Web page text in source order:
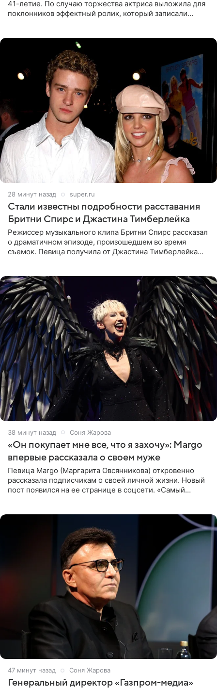
41-летие. По случаю торжества актриса выложила для
поклонников эффектный ролик, который записали
28 минут назад super.ru
Стали известны подробности расставания
Бритни Спирс и Джастина Тимберлейка
Режиссер музыкального клипа Бритни Спирс рассказал
о драматичном эпизоде, произошедшем во время
съемок. Певица получила от Джастина Тимберлейка
38 минут назад Соня Жарова
«Он покупает мне все, что я захочу»: Margo
впервые рассказала о своем муже
Певица Margo (Маргарита Овсянникова) откровенно
рассказала подписчикам о своей личной жизни. Новый
пост появился на ее странице в соцсети. «Самый
47 минут назад Соня Жарова
Генеральный директор «Газпром-медиа»